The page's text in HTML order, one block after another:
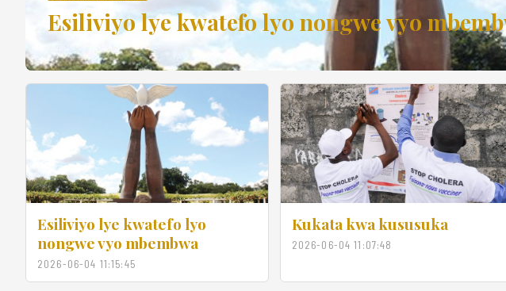
Esiliviyo lye kwatefo lyo nongwe vyo
Esiliviyo lye kwatefo lyo
nongwe vyo mbembwa
2026-06-04 11:15:45
Kukata kwa kususuka
2026-06-04 11:07:48